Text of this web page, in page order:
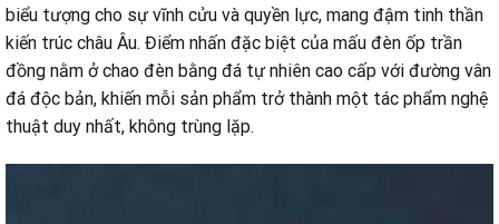
biểu tượng cho sự vĩnh cửu và quyền lực, mang đậm tinh thần
kiến trúc châu Âu. Điểm nhấn đặc biệt của mấu đèn ốp trần
đồng nằm ở chao đèn bằng đá tự nhiên cao cấp với đường vân
đá độc bản, khiến mỗi sản phẩm trở thành một tác phẩm nghệ
thuật duy nhất, không trùng lặp.